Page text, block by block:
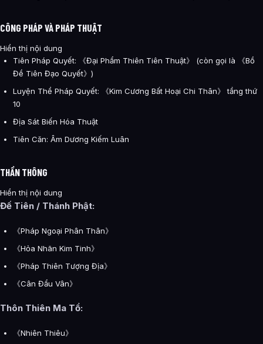
CÔNG PHÁP VÀ PHÁP THUẬT
Hiển thị nội dung
Tiên Pháp Quyết: 《Đại Phẩm Thiên Tiên Thuật》 (còn gọi là 《Bồ
Đề Tiên Đạo Quyết》)
Luyện Thể Pháp Quyết: 《Kim Cương Bất Hoại Chi Thân》 tầng thứ
10
Địa Sát Biến Hóa Thuật
Tiên Căn: Âm Dương Kiếm Luân
THẦN THÔNG
Hiển thị nội dung
Đế Tiên / Thánh Phật:
《Pháp Ngoại Phân Thân》
《Hỏa Nhãn Kim Tinh》
《Pháp Thiên Tượng Địa》
《Cân Đẩu Vân》
Thôn Thiên Ma Tổ:
《Nhiên Thiêu》